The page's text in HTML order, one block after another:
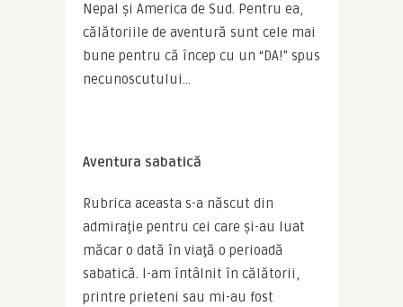
Nepal şi America de Sud. Pentru ea,
călătoriile de aventură sunt cele mai
bune pentru că încep cu un “DA!” spus
necunoscutului…
Aventura sabatică
Rubrica aceasta s-a născut din
admiraţie pentru cei care şi-au luat
măcar o dată în viaţă o perioadă
sabatică. I-am întâlnit în călătorii,
printre prieteni sau mi-au fost